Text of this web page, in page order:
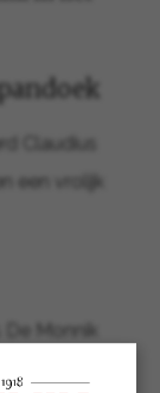
Claudius
een vrolijk
Monnik
Twentse